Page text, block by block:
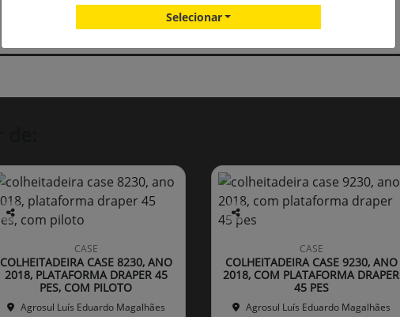
Co
arti
lhe
CASE
COLHEITADEIRA CASE 8230, ANO
2018, PLATAFORMA DRAPER 45
PES, COM PILOTO
Agrosul Luís Eduardo Magalhães
Co
arti
lhe
CASE
COLHEITADEIRA CASE 9230, ANO
2018, COM PLATAFORMA DRAPER
45 PES
Agrosul Luís Eduardo Magalhães
Selecionar